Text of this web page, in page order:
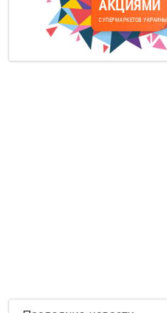
АКЦИЯМИ
СУПЕРМАРКЕТОВ УКРАИНЫ